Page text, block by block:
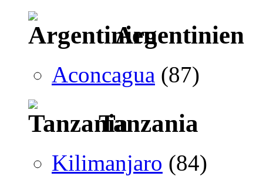
Argentinien
Aconcagua (87)
Tanzania
Kilimanjaro (84)